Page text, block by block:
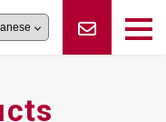
んオーダー